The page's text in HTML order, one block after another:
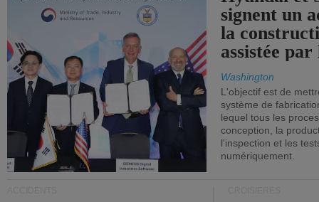
signent un
la
assistée
Washington
L'objectif est de
système de
lequel tous les
conception, la
l'inspection et les
numériquement.